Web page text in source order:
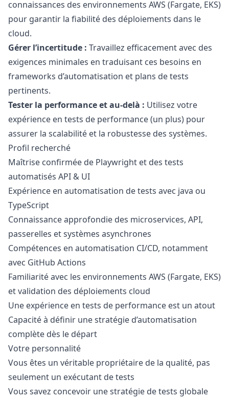
connaissances des environnements AWS (Fargate, EKS)
pour garantir la fiabilité des déploiements dans le
cloud.
Gérer l’incertitude : Travaillez efficacement avec des
exigences minimales en traduisant ces besoins en
frameworks d’automatisation et plans de tests
pertinents.
Tester la performance et au-delà : Utilisez votre
expérience en tests de performance (un plus) pour
assurer la scalabilité et la robustesse des systèmes.
Profil recherché
Maîtrise confirmée de Playwright et des tests
automatisés API & UI
Expérience en automatisation de tests avec java ou
TypeScript
Connaissance approfondie des microservices, API,
passerelles et systèmes asynchrones
Compétences en automatisation CI/CD, notamment
avec GitHub Actions
Familiarité avec les environnements AWS (Fargate, EKS)
et validation des déploiements cloud
Une expérience en tests de performance est un atout
Capacité à définir une stratégie d’automatisation
complète dès le départ
Votre personnalité
Vous êtes un véritable propriétaire de la qualité, pas
seulement un exécutant de tests
Vous savez concevoir une stratégie de tests globale